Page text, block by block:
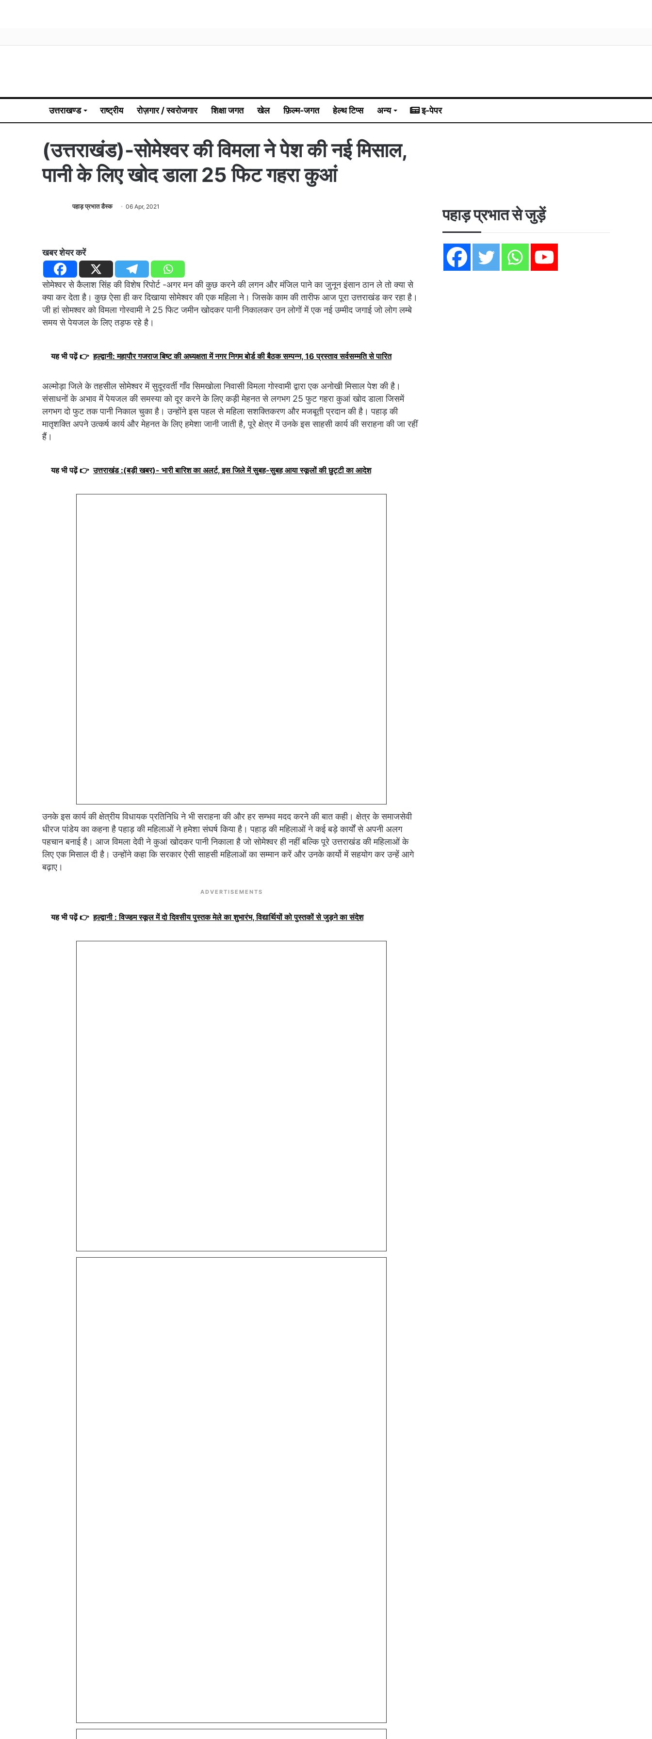
उत्तराखण्ड राष्ट्रीय रोज़गार / स्वरोजगार शिक्षा जगत खेल फ़िल्म-जगत हेल्थ टिप्स अन्य इ-पेपर
(उत्तराखंड)-सोमेश्वर की विमला ने पेश की नई मिसाल,
पानी के लिए खोद डाला 25 फिट गहरा कुआं
पहाड़ प्रभात डैस्क 06 Apr, 2021
खबर शेयर करें
सोमेश्वर से कैलाश सिंह की विशेष रिपोर्ट -अगर मन की कुछ करने की लगन और मंजिल पाने का जुनून इंसान ठान ले तो क्या से
क्या कर देता है। कुछ ऐसा ही कर दिखाया सोमेश्वर की एक महिला ने। जिसके काम की तारीफ आज पूरा उत्तराखंड कर रहा है।
जी हां सोमश्वर को विमला गोस्वामी ने 25 फिट जमीन खोदकर पानी निकालकर उन लोगों में एक नई उम्मीद जगाई जो लोग लम्बे
समय से पेयजल के लिए तड़फ रहे है।
यह भी पढ़ें 👉 हल्द्वानी: महापौर गजराज बिष्ट की अध्यक्षता में नगर निगम बोर्ड की बैठक सम्पन्न, 16 प्रस्ताव सर्वसम्मति से पारित
अल्मोड़ा जिले के तहसील सोमेश्वर में सुदूरवर्ती गाँव सिमखोला निवासी विमला गोस्वामी द्वारा एक अनोखी मिसाल पेश की है।
संसाधनों के अभाव में पेयजल की समस्या को दूर करने के लिए कड़ी मेहनत से लगभग 25 फुट गहरा कुआं खोद डाला जिसमें
लगभग दो फुट तक पानी निकाल चुका है। उन्होंने इस पहल से महिला सशक्तिकरण और मजबूती प्रदान की है। पहाड़ की
मातृशक्ति अपने उत्कर्ष कार्य और मेहनत के लिए हमेशा जानी जाती है, पूरे क्षेत्र में उनके इस साहसी कार्य की सराहना की जा रहीं
हैं।
यह भी पढ़ें 👉 उत्तराखंड :(बड़ी खबर)- भारी बारिश का अलर्ट, इस जिले में सुबह-सुबह आया स्कूलों की छुट्टी का आदेश
उनके इस कार्य की क्षेत्रीय विधायक प्रतिनिधि ने भी सराहना की और हर सम्भव मदद करने की बात कही। क्षेत्र के समाजसेवी
धीरज पांडेय का कहना है पहाड़ की महिलाओं ने हमेशा संघर्ष किया है। पहाड़ की महिलाओं ने कई बड़े कार्यों से अपनी अलग
पहचान बनाई है। आज विमला देवी ने कुआं खोदकर पानी निकाला है जो सोमेश्वर ही नहीं बल्कि पूरे उत्तराखंड की महिलाओं के
लिए एक मिसाल दी है। उन्होंने कहा कि सरकार ऐसी साहसी महिलाओं का सम्मान करें और उनके कार्यो में सहयोग कर उन्हें आगे
बढ़ाए।
ADVERTISEMENTS
यह भी पढ़ें 👉 हल्द्वानी : विज्डम स्कूल में दो दिवसीय पुस्तक मेले का शुभारंभ, विद्यार्थियों को पुस्तकों से जुड़ने का संदेश
पहाड़ प्रभात से जुड़ें